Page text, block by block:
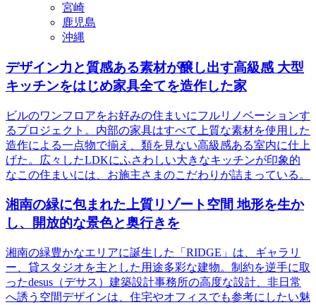
宮崎
鹿児島
沖縄
デザイン力と質感ある素材が醸し出す高級感 大型
キッチンをはじめ家具全てを造作した家
ビルのワンフロアをお好みの住まいにフルリノベーションす
るプロジェクト。内部の家具はすべて上質な素材を使用した
造作による一点物で揃え、類を見ない高級感ある室内に仕上
げた。広々したLDKにふさわしい大きなキッチンが印象的
なこの住まいには、お施主さまのこだわりが詰まっている。
湘南の緑に包まれた上質リゾート空間 地形を生か
し、開放的な景色と奥行きを
湘南の緑豊かなエリアに誕生した「RIDGE」は、ギャラリ
ー、貸スタジオを主とした用途多彩な建物。制約を逆手に取
ったdesus（デサス）建築設計事務所の高度な設計、非日常
へ誘う空間デザインは、住宅やオフィスでも参考にしたい魅